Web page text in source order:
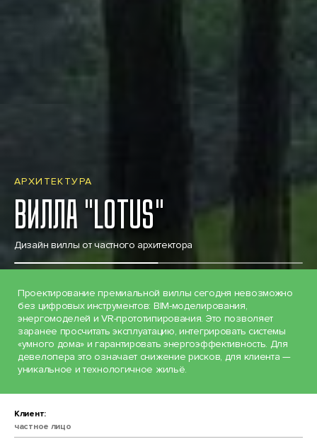
Проектирование премиальной виллы сегодня невозможно
без цифровых инструментов: BIM-моделирования,
энергомоделей и VR-прототипирования. Это позволяет
заранее просчитать эксплуатацию, интегрировать системы
«умного дома» и гарантировать энергоэффективность. Для
девелопера это означает снижение рисков, для клиента —
уникальное и технологичное жильё.
АРХИТЕКТУРА
ВИЛЛА "LOTUS"
Дизайн виллы от частного архитектора
Клиент:
частное лицо